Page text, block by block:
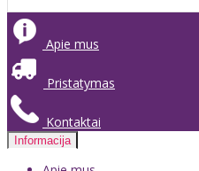
Apie mus
Pristatymas
Kontaktai
Informacija